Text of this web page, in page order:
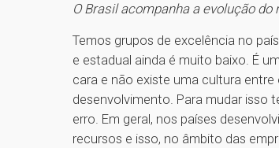
O Brasil acompanha a evolução do
Temos grupos de excelência no
e estadual ainda é muito baixo. É
cara e não existe uma cultura
desenvolvimento. Para mudar isso
erro. Em geral, nos países
recursos e isso, no âmbito das